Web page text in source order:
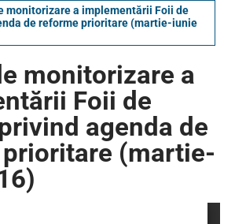
monitorizare a implementării Foii de
de reforme prioritare (martie-iunie
monitorizare a
Foii de
agenda de
(martie-